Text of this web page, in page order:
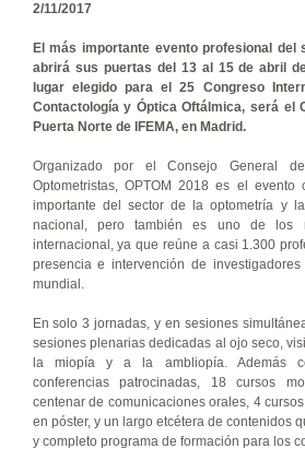
2/11/2017
El más importante evento profesional del
abrirá sus puertas del 13 al 15 de abril
lugar elegido para el 25 Congreso
Contactología y Óptica Oftálmica, será el
Puerta Norte de IFEMA, en Madrid.
Organizado por el Consejo General
Optometristas, OPTOM 2018 es el evento
importante del sector de la optometría y
nacional, pero también es uno de los
internacional, ya que reúne a casi 1.300
presencia e intervención de
mundial.
En solo 3 jornadas, y en sesiones
sesiones plenarias dedicadas al ojo seco,
la miopía y a la ambliopía. Además
conferencias patrocinadas, 18 cursos
centenar de comunicaciones orales, 4
en póster, y un largo etcétera de contenidos
y completo programa de formación para los